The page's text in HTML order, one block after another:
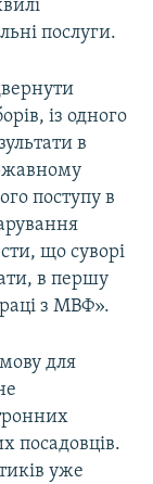
послуги.
із одного
в
поступу в
що суворі
в першу
з МВФ».
для
посадовців.
уже